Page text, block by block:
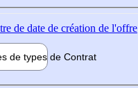
de date de création de l'offre
de types de Contrat